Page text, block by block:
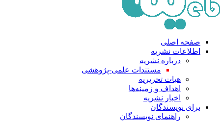
صفحه اصلی
اطلاعات نشریه
درباره نشریه
مستندات علمی-پژوهشی
هیات تحریریه
اهداف و زمینه‌ها
اخبار نشریه
برای نویسندگان
راهنمای نویسندگان